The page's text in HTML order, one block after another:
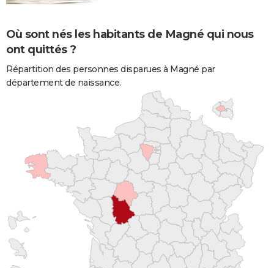
Où sont nés les habitants de Magné qui nous
ont quittés ?
Répartition des personnes disparues à Magné par
département de naissance.